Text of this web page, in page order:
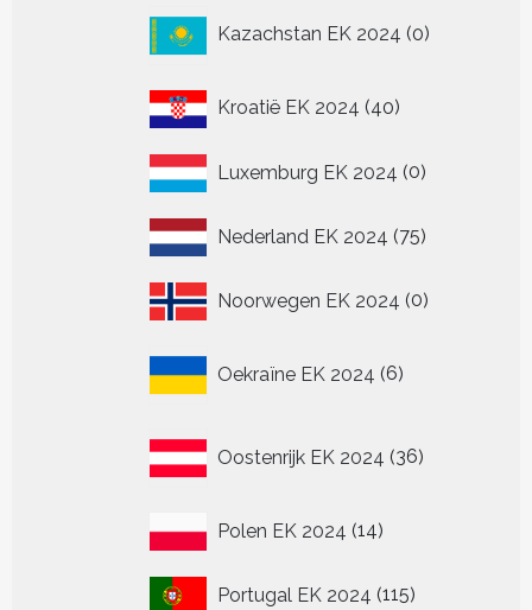
Kazachstan EK 2024 0
producten
Kroatië EK 2024 4040
Luxemburg EK 2024 00
Nederland EK 2024 7575
Noorwegen EK 2024 00
Oekraïne EK 2024 6
producten
Oostenrijk EK 2024 36
producten
Polen EK 2024 1414
Portugal EK 2024 115115